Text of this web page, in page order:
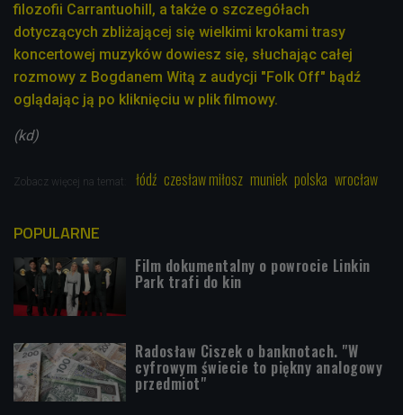
filozofii Carrantuohill, a także o szczegółach
dotyczących zbliżającej się wielkimi krokami trasy
koncertowej muzyków dowiesz się, słuchając całej
rozmowy z Bogdanem Witą z audycji "Folk Off" bądź
oglądając ją po kliknięciu w plik filmowy.
(kd)
Zobacz więcej na temat: łódź czesław miłosz muniek polska wrocław
POPULARNE
Film dokumentalny o powrocie Linkin
Park trafi do kin
Radosław Ciszek o banknotach. "W
cyfrowym świecie to piękny analogowy
przedmiot"